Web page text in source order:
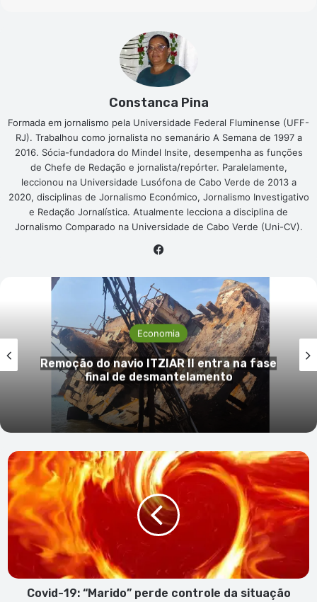
Constanca Pina
Formada em jornalismo pela Universidade Federal Fluminense (UFF-
RJ). Trabalhou como jornalista no semanário A Semana de 1997 a
2016. Sócia-fundadora do Mindel Insite, desempenha as funções
de Chefe de Redação e jornalista/repórter. Paralelamente,
leccionou na Universidade Lusófona de Cabo Verde de 2013 a
2020, disciplinas de Jornalismo Económico, Jornalismo Investigativo
e Redação Jornalística. Atualmente lecciona a disciplina de
Jornalismo Comparado na Universidade de Cabo Verde (Uni-CV).
Economia
MTM reúne-se com armadores que
operam na linha São Vicente–Porto Novo
Covid-
19:
“Marido”
perde
controle
da
situação
Covid-19: “Marido” perde controle da situação